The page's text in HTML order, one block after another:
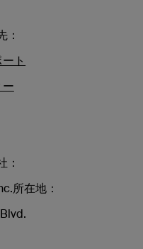
：
ト
：
所在地：